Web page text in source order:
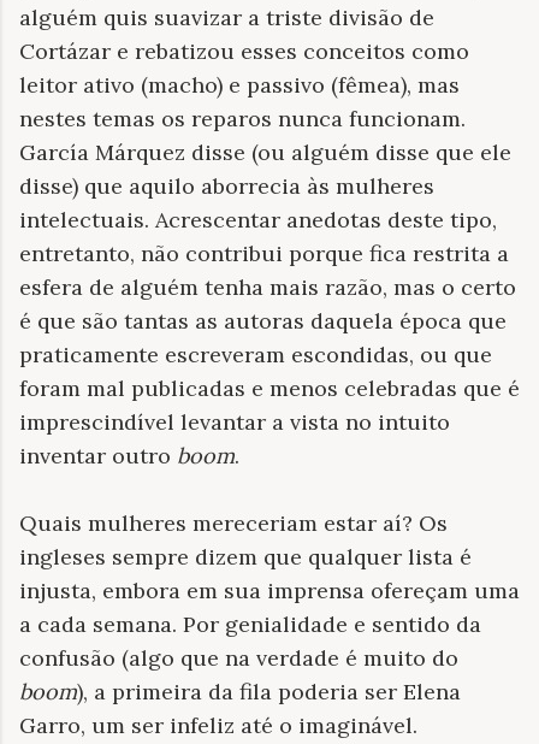
alguém quis suavizar a triste divisão de
Cortázar e rebatizou esses conceitos como
leitor ativo (macho) e passivo (fêmea), mas
nestes temas os reparos nunca funcionam.
García Márquez disse (ou alguém disse que ele
disse) que aquilo aborrecia às mulheres
intelectuais. Acrescentar anedotas deste tipo,
entretanto, não contribui porque fica restrita a
esfera de alguém tenha mais razão, mas o certo
é que são tantas as autoras daquela época que
praticamente escreveram escondidas, ou que
foram mal publicadas e menos celebradas que é
imprescindível levantar a vista no intuito
inventar outro boom.
Quais mulheres mereceriam estar aí? Os
ingleses sempre dizem que qualquer lista é
injusta, embora em sua imprensa ofereçam uma
a cada semana. Por genialidade e sentido da
confusão (algo que na verdade é muito do
boom), a primeira da fila poderia ser Elena
Garro, um ser infeliz até o imaginável.